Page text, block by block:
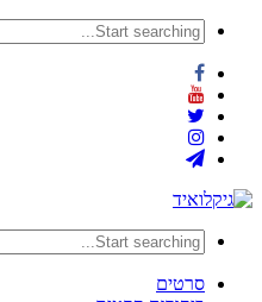
סרטים